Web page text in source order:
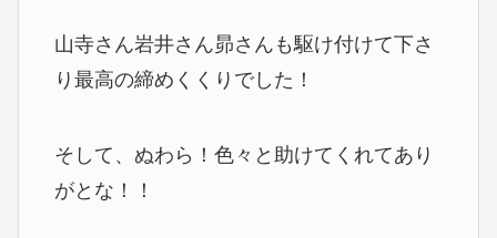
山寺さん岩井さん昴さんも駆け付けて下さ
り最高の締めくくりでした！
そして、ぬわら！色々と助けてくれてあり
がとな！！